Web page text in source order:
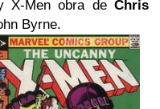
X-Men obra de Chris
Byrne.